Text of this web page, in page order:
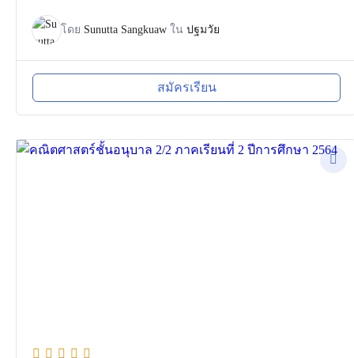
โดย Sunutta Sangkuaw ใน ปฐมวัย
สมัครเรียน